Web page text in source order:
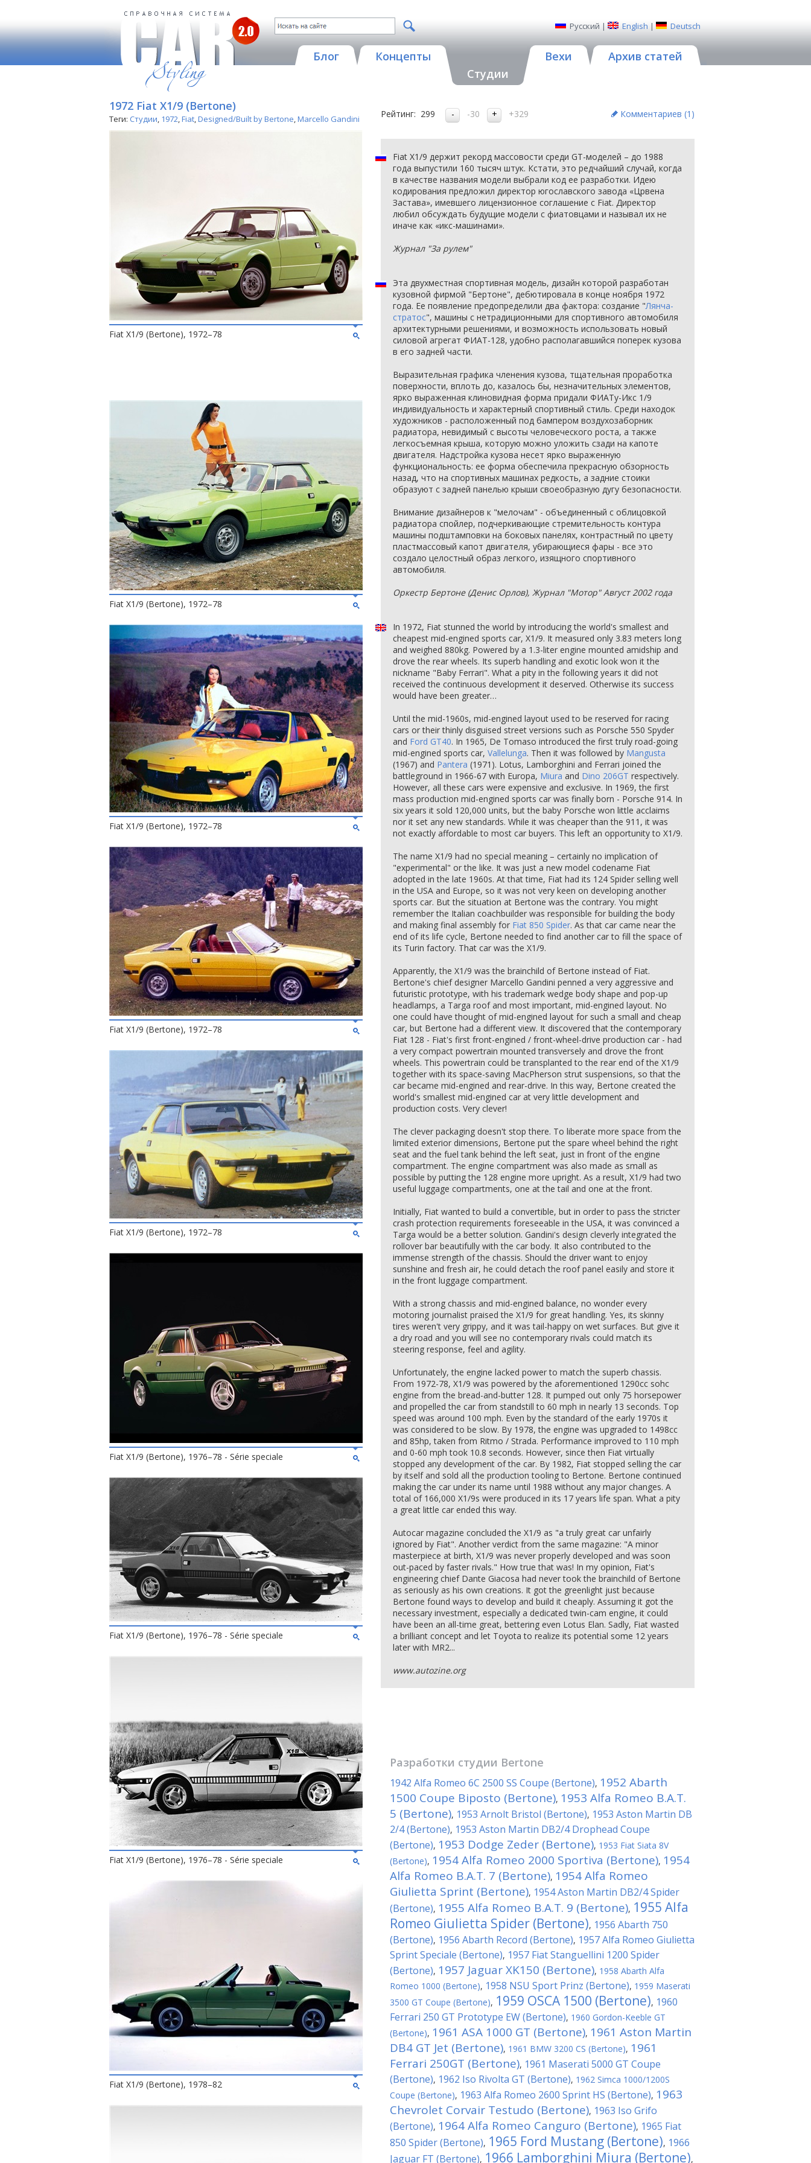
Русский | English | Deutsch
Блог
Концепты
Студии
Вехи Архив статей
1972 Fiat X1/9 (Bertone)
Теги: Студии, 1972,Fiat,Designed/Built by Bertone,Marcello Gandini
Fiat X1/9 (Bertone), 1972–78
Fiat X1/9 (Bertone), 1972–78
Fiat X1/9 (Bertone), 1972–78
Fiat X1/9 (Bertone), 1972–78
Fiat X1/9 (Bertone), 1972–78
Fiat X1/9 (Bertone), 1976–78 - Série speciale
Fiat X1/9 (Bertone), 1976–78 - Série speciale
Fiat X1/9 (Bertone), 1976–78 - Série speciale
Fiat X1/9 (Bertone), 1978–82
Рейтинг: 299 -30 +329 Комментариев (1 )
Fiat X1/9 держит рекорд массовости среди GT-моделей – до 1988
года выпустили 160 тысяч штук. Кстати, это редчайший случай, когда
в качестве названия модели выбрали код ее разработки. Идею
кодирования предложил директор югославского завода «Црвена
Застава», имевшего лицензионное соглашение с Fiat. Директор
любил обсуждать будущие модели с фиатовцами и называл их не
иначе как «икс-машинами».
Журнал "За рулем"
Эта двухместная спортивная модель, дизайн которой разработан
кузовной фирмой "Бертоне", дебютировала в конце ноября 1972
года. Ее появление предопределили два фактора: создание "Лянча-
стратос", машины с нетрадиционными для спортивного автомобиля
архитектурными решениями, и возможность использовать новый
силовой агрегат ФИАТ-128, удобно располагавшийся поперек кузова
в его задней части.
Выразительная графика членения кузова, тщательная проработка
поверхности, вплоть до, казалось бы, незначительных элементов,
ярко выраженная клиновидная форма придали ФИАТу-Икс 1/9
индивидуальность и характерный спортивный стиль. Среди находок
художников - расположенный под бампером воздухозаборник
радиатора, невидимый с высоты человеческого роста, а также
легкосъемная крыша, которую можно уложить сзади на капоте
двигателя. Надстройка кузова несет ярко выраженную
функциональность: ее форма обеспечила прекрасную обзорность
назад, что на спортивных машинах редкость, а задние стоики
образуют с задней панелью крыши своеобразную дугу безопасности.
Внимание дизайнеров к "мелочам" - объединенный с облицовкой
радиатора спойлер, подчеркивающие стремительность контура
машины подштамповки на боковых панелях, контрастный по цвету
пластмассовый капот двигателя, убирающиеся фары - все это
создало целостный образ легкого, изящного спортивного
автомобиля.
Оркестр Бертоне (Денис Орлов), Журнал "Мотор" Август 2002 года
In 1972, Fiat stunned the world by introducing the world's smallest and
cheapest mid-engined sports car, X1/9. It measured only 3.83 meters long
and weighed 880kg. Powered by a 1.3-liter engine mounted amidship and
drove the rear wheels. Its superb handling and exotic look won it the
nickname "Baby Ferrari". What a pity in the following years it did not
received the continuous development it deserved. Otherwise its success
would have been greater…
Until the mid-1960s, mid-engined layout used to be reserved for racing
cars or their thinly disguised street versions such as Porsche 550 Spyder
and Ford GT40. In 1965, De Tomaso introduced the first truly road-going
mid-engined sports car, Vallelunga. Then it was followed by Mangusta
(1967) and Pantera (1971). Lotus, Lamborghini and Ferrari joined the
battleground in 1966-67 with Europa, Miura and Dino 206GT respectively.
However, all these cars were expensive and exclusive. In 1969, the first
mass production mid-engined sports car was finally born - Porsche 914. In
six years it sold 120,000 units, but the baby Porsche won little acclaims
nor it set any new standards. While it was cheaper than the 911, it was
not exactly affordable to most car buyers. This left an opportunity to X1/9.
The name X1/9 had no special meaning – certainly no implication of
"experimental" or the like. It was just a new model codename Fiat
adopted in the late 1960s. At that time, Fiat had its 124 Spider selling well
in the USA and Europe, so it was not very keen on developing another
sports car. But the situation at Bertone was the contrary. You might
remember the Italian coachbuilder was responsible for building the body
and making final assembly for Fiat 850 Spider. As that car came near the
end of its life cycle, Bertone needed to find another car to fill the space of
its Turin factory. That car was the X1/9.
Apparently, the X1/9 was the brainchild of Bertone instead of Fiat.
Bertone's chief designer Marcello Gandini penned a very aggressive and
futuristic prototype, with his trademark wedge body shape and pop-up
headlamps, a Targa roof and most important, mid-engined layout. No
one could have thought of mid-engined layout for such a small and cheap
car, but Bertone had a different view. It discovered that the contemporary
Fiat 128 - Fiat's first front-engined / front-wheel-drive production car - had
a very compact powertrain mounted transversely and drove the front
wheels. This powertrain could be transplanted to the rear end of the X1/9
together with its space-saving MacPherson strut suspensions, so that the
car became mid-engined and rear-drive. In this way, Bertone created the
world's smallest mid-engined car at very little development and
production costs. Very clever!
The clever packaging doesn't stop there. To liberate more space from the
limited exterior dimensions, Bertone put the spare wheel behind the right
seat and the fuel tank behind the left seat, just in front of the engine
compartment. The engine compartment was also made as small as
possible by putting the 128 engine more upright. As a result, X1/9 had two
useful luggage compartments, one at the tail and one at the front.
Initially, Fiat wanted to build a convertible, but in order to pass the stricter
crash protection requirements foreseeable in the USA, it was convinced a
Targa would be a better solution. Gandini's design cleverly integrated the
rollover bar beautifully with the car body. It also contributed to the
immense strength of the chassis. Should the driver want to enjoy
sunshine and fresh air, he could detach the roof panel easily and store it
in the front luggage compartment.
With a strong chassis and mid-engined balance, no wonder every
motoring journalist praised the X1/9 for great handling. Yes, its skinny
tires weren't very grippy, and it was tail-happy on wet surfaces. But give it
a dry road and you will see no contemporary rivals could match its
steering response, feel and agility.
Unfortunately, the engine lacked power to match the superb chassis.
From 1972-78, X1/9 was powered by the aforementioned 1290cc sohc
engine from the bread-and-butter 128. It pumped out only 75 horsepower
and propelled the car from standstill to 60 mph in nearly 13 seconds. Top
speed was around 100 mph. Even by the standard of the early 1970s it
was considered to be slow. By 1978, the engine was upgraded to 1498cc
and 85hp, taken from Ritmo / Strada. Performance improved to 110 mph
and 0-60 mph took 10.8 seconds. However, since then Fiat virtually
stopped any development of the car. By 1982, Fiat stopped selling the car
by itself and sold all the production tooling to Bertone. Bertone continued
making the car under its name until 1988 without any major changes. A
total of 166,000 X1/9s were produced in its 17 years life span. What a pity
a great little car ended this way.
Autocar magazine concluded the X1/9 as "a truly great car unfairly
ignored by Fiat". Another verdict from the same magazine: "A minor
masterpiece at birth, X1/9 was never properly developed and was soon
out-paced by faster rivals." How true that was! In my opinion, Fiat's
engineering chief Dante Giacosa had never took the brainchild of Bertone
as seriously as his own creations. It got the greenlight just because
Bertone found ways to develop and build it cheaply. Assuming it got the
necessary investment, especially a dedicated twin-cam engine, it could
have been an all-time great, bettering even Lotus Elan. Sadly, Fiat wasted
a brilliant concept and let Toyota to realize its potential some 12 years
later with MR2...
www.autozine.org
Разработки студии Bertone
1942 Alfa Romeo 6C 2500 SS Coupe (Bertone), 1952 Abarth
1500 Coupe Biposto (Bertone), 1953 Alfa Romeo B.A.T.
5 (Bertone), 1953 Arnolt Bristol (Bertone), 1953 Aston Martin DB
2/4 (Bertone), 1953 Aston Martin DB2/4 Drophead Coupe
(Bertone), 1953 Dodge Zeder (Bertone), 1953 Fiat Siata 8V
(Bertone), 1954 Alfa Romeo 2000 Sportiva (Bertone), 1954
Alfa Romeo B.A.T. 7 (Bertone), 1954 Alfa Romeo
Giulietta Sprint (Bertone), 1954 Aston Martin DB2/4 Spider
(Bertone), 1955 Alfa Romeo B.A.T. 9 (Bertone), 1955 Alfa
Romeo Giulietta Spider (Bertone), 1956 Abarth 750
(Bertone), 1956 Abarth Record (Bertone), 1957 Alfa Romeo Giulietta
Sprint Speciale (Bertone), 1957 Fiat Stanguellini 1200 Spider
(Bertone), 1957 Jaguar XK150 (Bertone), 1958 Abarth Alfa
Romeo 1000 (Bertone), 1958 NSU Sport Prinz (Bertone), 1959 Maserati
3500 GT Coupe (Bertone), 1959 OSCA 1500 (Bertone), 1960
Ferrari 250 GT Prototype EW (Bertone), 1960 Gordon-Keeble GT
(Bertone), 1961 ASA 1000 GT (Bertone), 1961 Aston Martin
DB4 GT Jet (Bertone), 1961 BMW 3200 CS (Bertone), 1961
Ferrari 250GT (Bertone), 1961 Maserati 5000 GT Coupe
(Bertone), 1962 Iso Rivolta GT (Bertone), 1962 Simca 1000/1200S
Coupe (Bertone), 1963 Alfa Romeo 2600 Sprint HS (Bertone), 1963
Chevrolet Corvair Testudo (Bertone), 1963 Iso Grifo
(Bertone), 1964 Alfa Romeo Canguro (Bertone), 1965 Fiat
850 Spider (Bertone), 1965 Ford Mustang (Bertone), 1966
Jaguar FT (Bertone), 1966 Lamborghini Miura (Bertone),